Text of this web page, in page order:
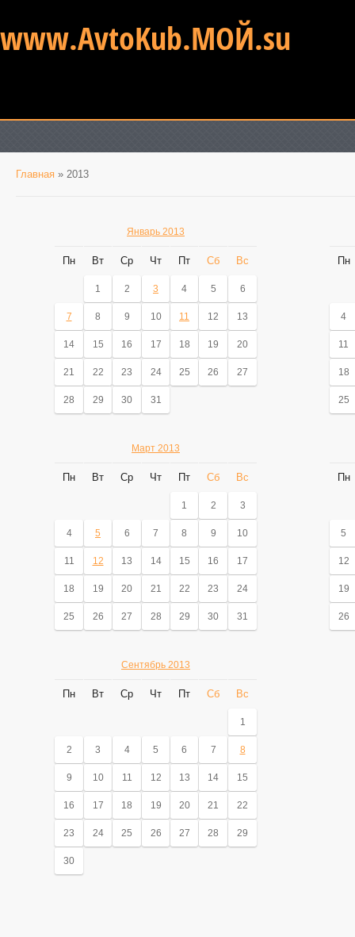
www.AvtoKub.МОЙ.su
Главная » 2013
Январь 2013
Пн Вт Ср Чт Пт Сб Вс
1 2 3 4 5 6
7 8 9 10 11 12 13
14 15 16 17 18 19 20
21 22 23 24 25 26 27
28 29 30 31
Пн
4
11
18
25
Март 2013
Пн Вт Ср Чт Пт Сб Вс
1 2 3
4 5 6 7 8 9 10
11 12 13 14 15 16 17
18 19 20 21 22 23 24
25 26 27 28 29 30 31
Пн
5
12
19
26
Сентябрь 2013
Пн Вт Ср Чт Пт Сб Вс
1
2 3 4 5 6 7 8
9 10 11 12 13 14 15
16 17 18 19 20 21 22
23 24 25 26 27 28 29
30